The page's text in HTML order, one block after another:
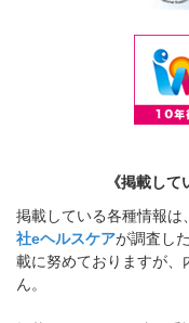
《掲載し
掲載している各種情報
社eヘルスケアが調査し
載に努めておりますが
ん。